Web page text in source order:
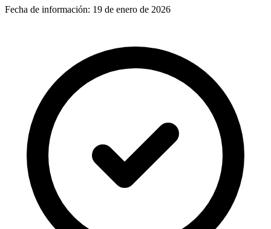
Fecha de información: 19 de enero de 2026